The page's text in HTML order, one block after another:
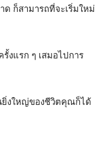
ด ก็สามารถที่จะเริ่มใหม่
งแรก ๆ เสมอไปการ
ยิ่งใหญ่ของชีวิตคุณก็ได้